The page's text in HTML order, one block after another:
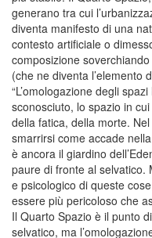
generano tra cui
diventa manifesto di una
contesto artificiale o
composizione
(che ne diventa l’elemento
“L’omologazione degli
sconosciuto, lo spazio in
della fatica, della morte.
smarrirsi come accade
è ancora il giardino
paure di fronte al selvatico.
e psicologico di queste
essere più pericoloso che
Il Quarto Spazio è il punto
selvatico, ma